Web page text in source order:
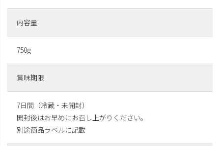
内容量
750g
賞味期限
7日間（冷蔵・未開封）
開封後はお早めにお召し上がりください。
別途商品ラベルに記載